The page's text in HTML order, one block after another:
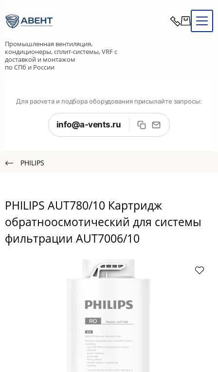
Промышленная вентиляция,
кондиционеры, сплит-системы, VRF с
доставкой и монтажом
по СПб и России
Для расчета и подбора оборудования присылайте запросы:
info@a-vents.ru
PHILIPS
PHILIPS AUT780/10 Картридж
обратноосмотический для системы
фильтрации AUT7006/10